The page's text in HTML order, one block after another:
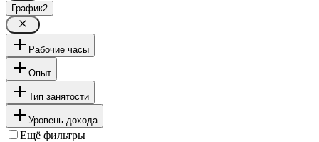
График2
Рабочие часы
Опыт
Тип занятости
Уровень дохода
Ещё фильтры